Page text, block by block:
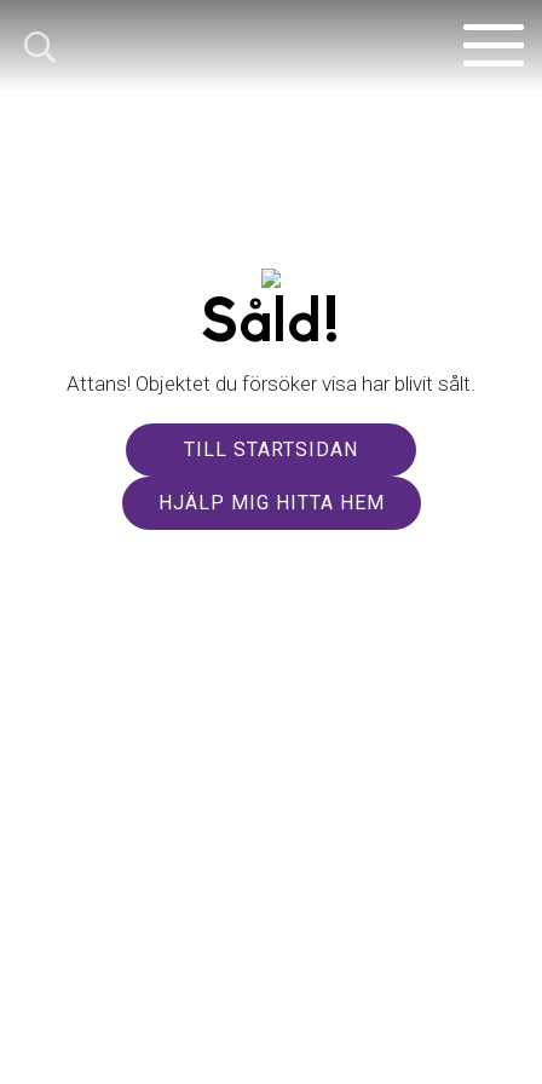
Såld!
Attans! Objektet du försöker visa har blivit sålt.
TILL STARTSIDAN
HJÄLP MIG HITTA HEM